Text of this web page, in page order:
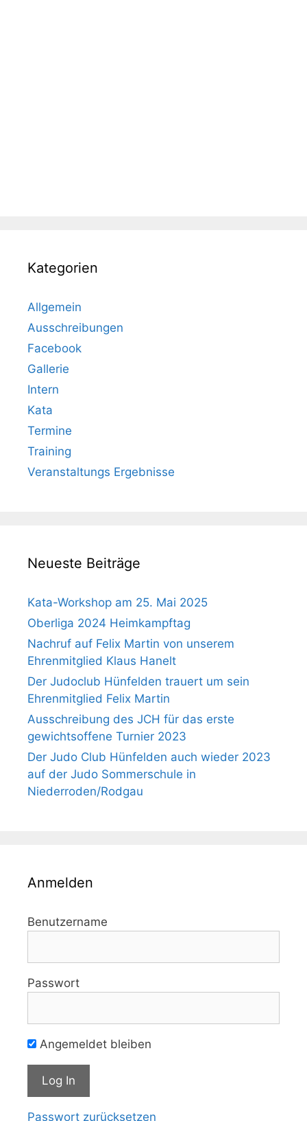
Kategorien
Allgemein
Ausschreibungen
Facebook
Gallerie
Intern
Kata
Termine
Training
Veranstaltungs Ergebnisse
Neueste Beiträge
Kata-Workshop am 25. Mai 2025
Oberliga 2024 Heimkampftag
Nachruf auf Felix Martin von unserem
Ehrenmitglied Klaus Hanelt
Der Judoclub Hünfelden trauert um sein
Ehrenmitglied Felix Martin
Ausschreibung des JCH für das erste
gewichtsoffene Turnier 2023
Der Judo Club Hünfelden auch wieder 2023
auf der Judo Sommerschule in
Niederroden/Rodgau
Anmelden
Benutzername
Passwort
Angemeldet bleiben
Passwort zurücksetzen